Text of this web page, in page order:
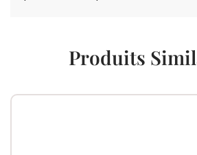
Produits